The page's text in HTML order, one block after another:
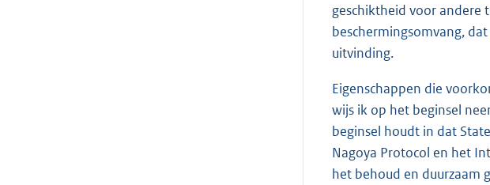
geschiktheid voor andere
beschermingsomvang,
uitvinding.
Eigenschappen die
wijs ik op het beginsel
beginsel houdt in dat
Nagoya Protocol en het
het behoud en duurzaam